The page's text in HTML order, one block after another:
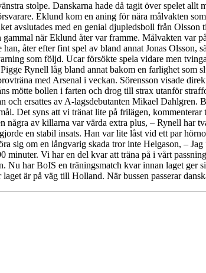
stolpe. Danskarna hade då tagit över spelet allt
Eklund kom en aning för nära målvakten
avslutades med en genial djupledsboll från
när Eklund åter var framme. Målvakten var
åter efter fint spel av bland annat Jonas Olsson,
som följd. Ucar försökte spela vidare men
Rynell låg bland annat bakom en farlighet som
med Arsenal i veckan. Sörensson visade
mötte bollen i farten och drog till strax utanför
ersattes av A-lagsdebutanten Mikael Dahlgren.
Det syns att vi tränat lite på frilägen,
några av killarna var värda extra plus, – Rynell har
en stabil insats. Han var lite låst vid ett par
sig om en långvarig skada tror inte Helgason, –
Vi har en del kvar att träna på i vårt
har BoIS en träningsmatch kvar innan laget ger
är på väg till Holland. När bussen passerar